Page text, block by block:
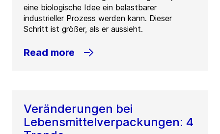
eine biologische Idee ein belastbarer
industrieller Prozess werden kann. Dieser
Schritt ist größer, als er aussieht.
Read more
Veränderungen bei
Lebensmittelverpackungen: 4